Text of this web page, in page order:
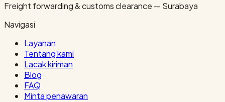
Freight forwarding & customs clearance — Surabaya
Navigasi
Layanan
Tentang kami
Lacak kiriman
Blog
FAQ
Minta penawaran